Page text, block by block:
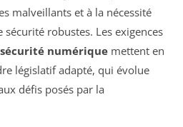
malveillants et à la nécessité
sécurité robustes. Les exigences
sécurité numérique mettent en
législatif adapté, qui évolue
défis posés par la